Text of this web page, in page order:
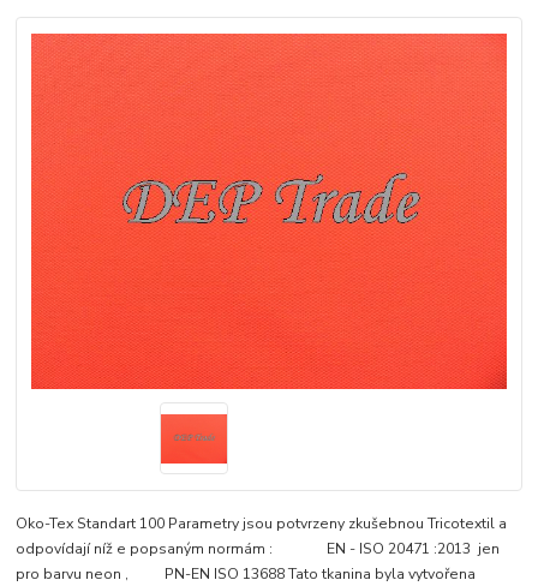
Oko-Tex Standart 100 Parametry jsou potvrzeny zkušebnou Tricotextil a
odpovídají níž e popsaným normám : EN - ISO 20471 :2013 jen
pro barvu neon , PN-EN ISO 13688 Tato tkanina byla vytvořena